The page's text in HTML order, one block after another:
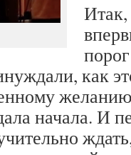
Итак,
как
начала. И